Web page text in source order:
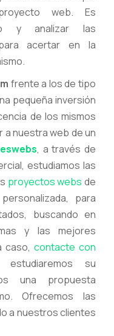
web. Es
y analizar las
acertar en la
frente a los de tipo
pequeña inversión
de los mismos
a nuestra web de un
, a través de
estudiamos las
proyectos webs de
para
buscando en
y las mejores
caso, contacte con
estudiaremos su
una propuesta
Ofrecemos las
a nuestros clientes